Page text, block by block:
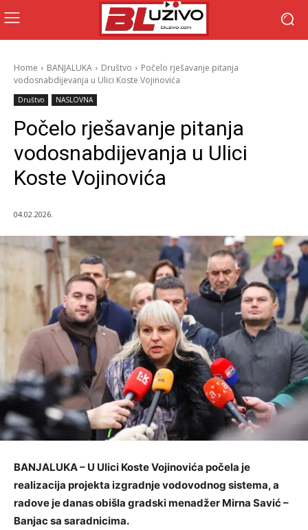
Home BANJALUKA Društvo
Počelo rješavanje pitanja
vodosnabdijevanja u Ulici Koste Vojinovića
Društvo NASLOVNA
Počelo rješavanje pitanja
vodosnabdijevanja u Ulici
Koste Vojinovića
04.02.2026.
BANJALUKA – U Ulici Koste Vojinovića počela je
realizacija projekta izgradnje vodovodnog sistema, a
radove je danas obišla gradski menadžer Mirna Savić –
Banjac sa saradnicima.